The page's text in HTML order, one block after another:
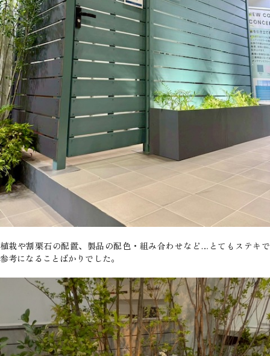
植栽や割栗石の配置、製品の配色・組み合わせなど…とてもステキで
参考になることばかりでした。